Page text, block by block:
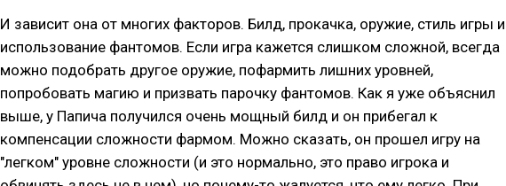
И зависит она от многих факторов. Билд, прокачка, оружие, стиль игры и
использование фантомов. Если игра кажется слишком сложной, всегда
можно подобрать другое оружие, пофармить лишних уровней,
попробовать магию и призвать парочку фантомов. Как я уже объяснил
выше, у Папича получился очень мощный билд и он прибегал к
компенсации сложности фармом. Можно сказать, он прошел игру на
"легком" уровне сложности (и это нормально, это право игрока и